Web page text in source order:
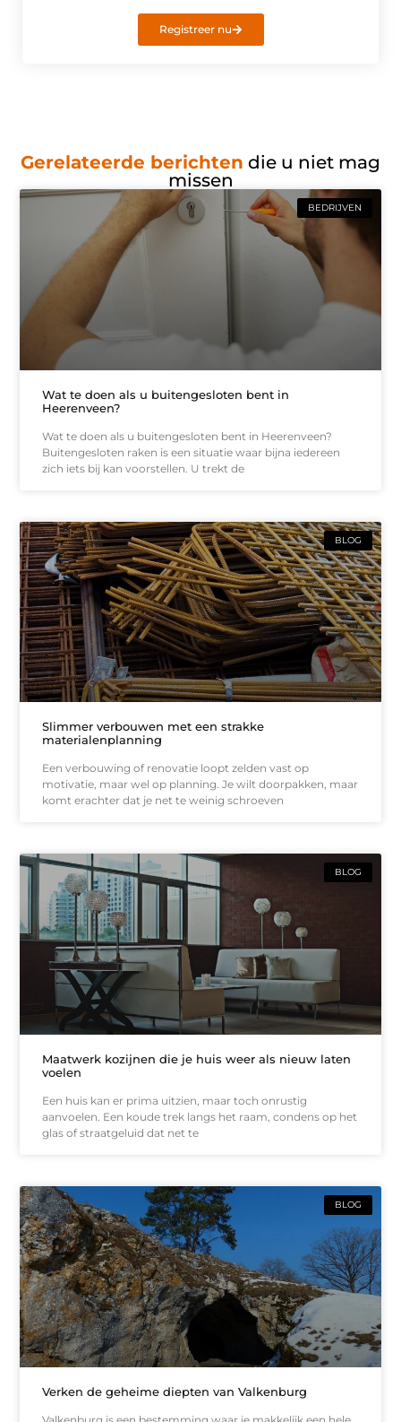
Registreer nu
Gerelateerde berichten die u niet mag
missen
BEDRIJVEN
Wat te doen als u buitengesloten bent in
Heerenveen?
Wat te doen als u buitengesloten bent in Heerenveen?
Buitengesloten raken is een situatie waar bijna iedereen
zich iets bij kan voorstellen. U trekt de
BLOG
Slimmer verbouwen met een strakke
materialenplanning
Een verbouwing of renovatie loopt zelden vast op
motivatie, maar wel op planning. Je wilt doorpakken, maar
komt erachter dat je net te weinig schroeven
BLOG
Maatwerk kozijnen die je huis weer als nieuw laten
voelen
Een huis kan er prima uitzien, maar toch onrustig
aanvoelen. Een koude trek langs het raam, condens op het
glas of straatgeluid dat net te
BLOG
Verken de geheime diepten van Valkenburg
Valkenburg is een bestemming waar je makkelijk een hele